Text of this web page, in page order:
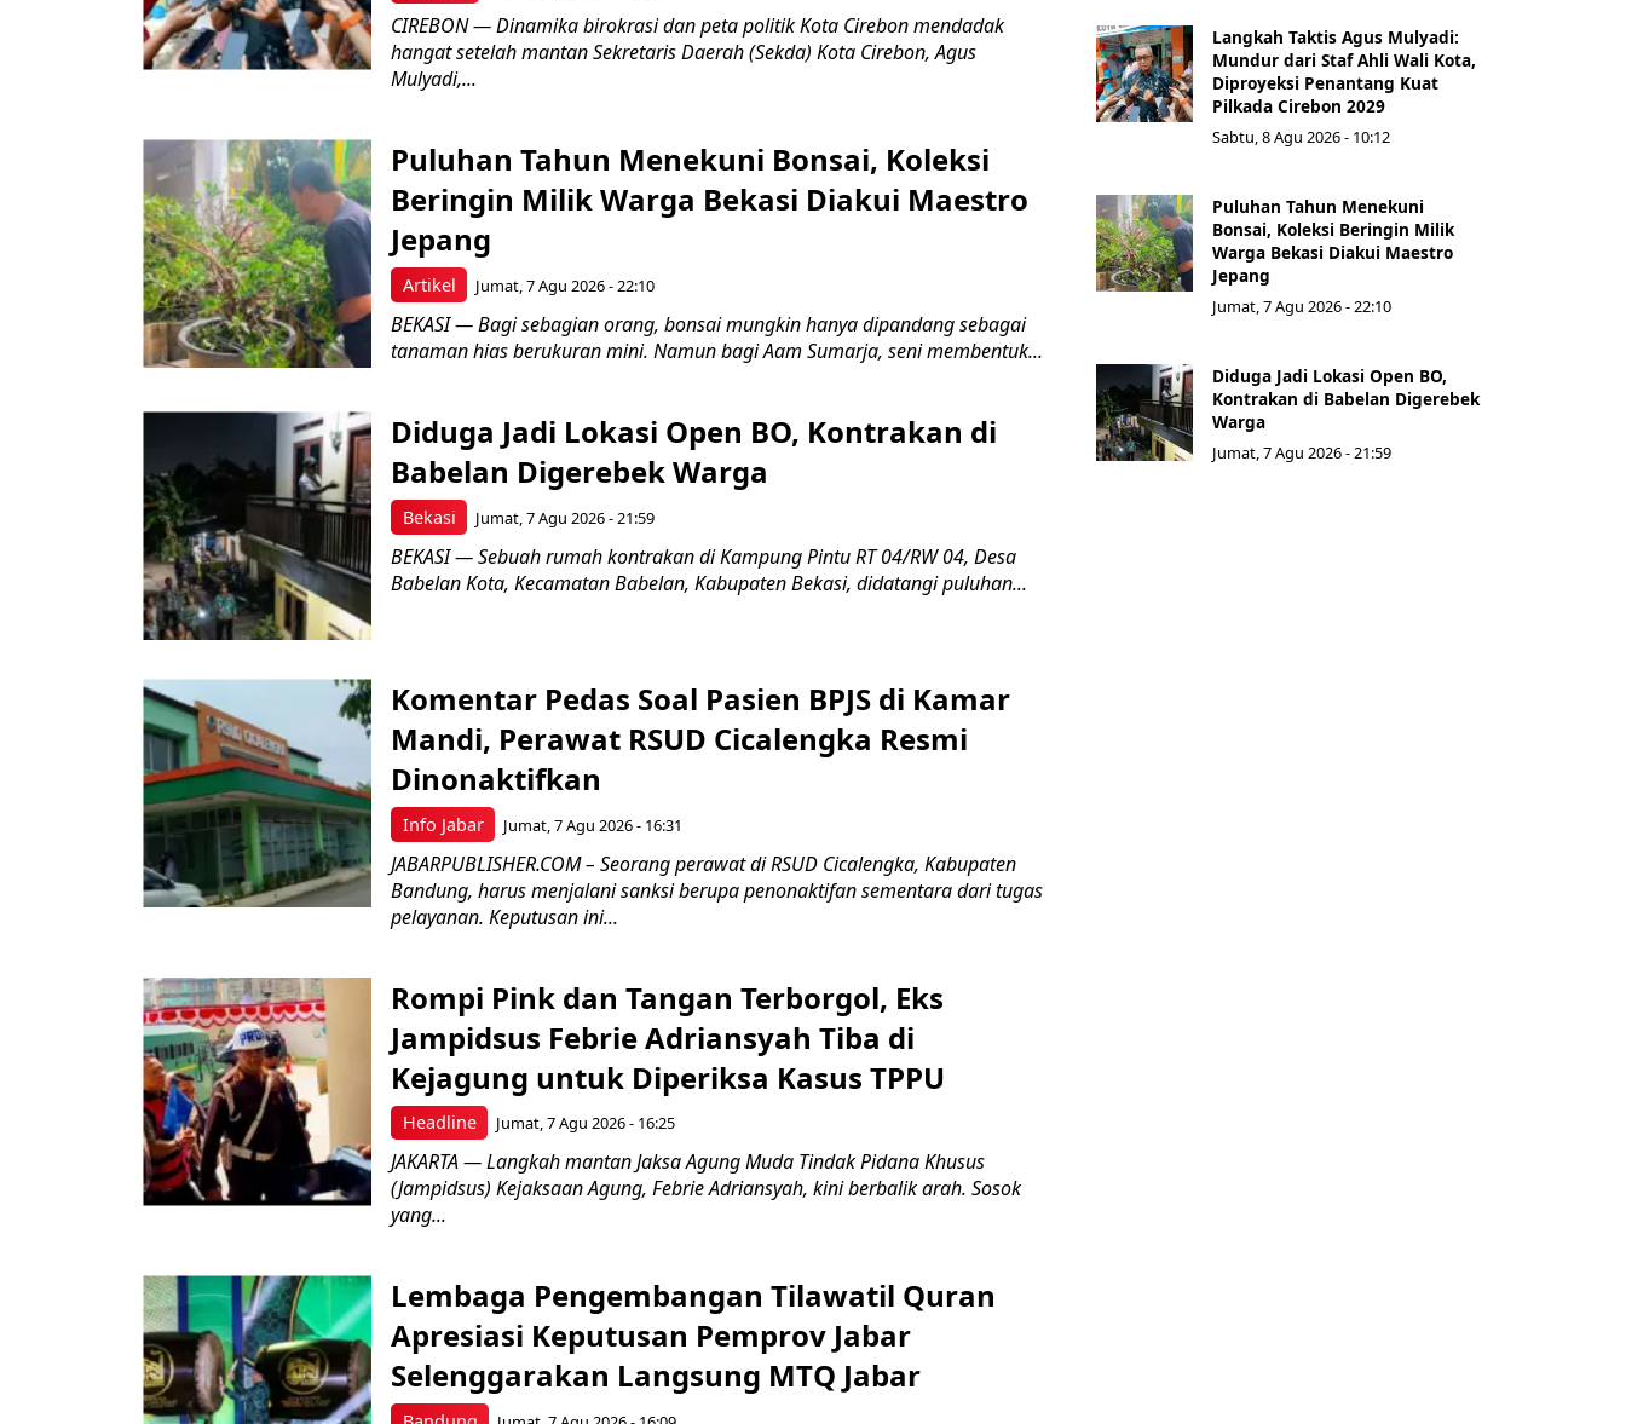
CIREBON — Dinamika birokrasi dan peta politik Kota Cirebon mendadak
hangat setelah mantan Sekretaris Daerah (Sekda) Kota Cirebon, Agus
Mulyadi,...
Artikel
Puluhan Tahun Menekuni Bonsai, Koleksi
Beringin Milik Warga Bekasi Diakui Maestro
Jepang
Jumat, 7 Agu 2026 - 22:10
BEKASI — Bagi sebagian orang, bonsai mungkin hanya dipandang sebagai
tanaman hias berukuran mini. Namun bagi Aam Sumarja, seni membentuk...
Bekasi
Diduga Jadi Lokasi Open BO, Kontrakan di
Babelan Digerebek Warga
Jumat, 7 Agu 2026 - 21:59
BEKASI — Sebuah rumah kontrakan di Kampung Pintu RT 04/RW 04, Desa
Babelan Kota, Kecamatan Babelan, Kabupaten Bekasi, didatangi puluhan...
Info Jabar
Komentar Pedas Soal Pasien BPJS di Kamar
Mandi, Perawat RSUD Cicalengka Resmi
Dinonaktifkan
Jumat, 7 Agu 2026 - 16:31
JABARPUBLISHER.COM – Seorang perawat di RSUD Cicalengka, Kabupaten
Bandung, harus menjalani sanksi berupa penonaktifan sementara dari tugas
pelayanan. Keputusan ini...
Headline
Rompi Pink dan Tangan Terborgol, Eks
Jampidsus Febrie Adriansyah Tiba di
Kejagung untuk Diperiksa Kasus TPPU
Jumat, 7 Agu 2026 - 16:25
JAKARTA — Langkah mantan Jaksa Agung Muda Tindak Pidana Khusus
(Jampidsus) Kejaksaan Agung, Febrie Adriansyah, kini berbalik arah. Sosok
yang...
Lembaga Pengembangan Tilawatil Quran
Apresiasi Keputusan Pemprov Jabar
Selenggarakan Langsung MTQ Jabar
Langkah Taktis Agus Mulyadi:
Mundur dari Staf Ahli Wali Kota,
Diproyeksi Penantang Kuat
Pilkada Cirebon 2029
Sabtu, 8 Agu 2026 - 10:12
Puluhan Tahun Menekuni
Bonsai, Koleksi Beringin Milik
Warga Bekasi Diakui Maestro
Jepang
Jumat, 7 Agu 2026 - 22:10
Diduga Jadi Lokasi Open BO,
Kontrakan di Babelan Digerebek
Warga
Jumat, 7 Agu 2026 - 21:59